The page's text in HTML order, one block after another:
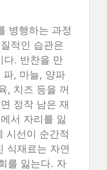
병행하는 과정
적인 습관은
다. 반찬을 만
파, 마늘, 양파
, 치즈 등을 꺼
정작 남은 재
서 자리를 잃
시선이 순간적
식재료는 자연
를 잃는다. 자